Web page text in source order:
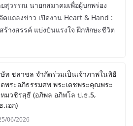
สุวรรณ นายกสมาคมเพื่อผู้บกพร่อง
ดแถลงข่าว เปิดงาน Heart & Hand :
ร้างสรรค์ แบ่งปันแรงใจ ฝึกทักษะชีวิต
ท ชลาชล จำกัดร่วมเป็นเจ้าภาพในพิธี
พระอภิธรรมศพ พระเดชพระคุณพระ
มวชิรสุธี (อภิพล อภิพโล ป.ธ.5,
.เอก)
06/2026